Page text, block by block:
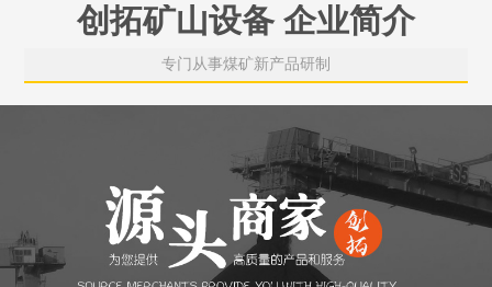
创拓矿山设备 企业简介
专门从事煤矿新产品研制